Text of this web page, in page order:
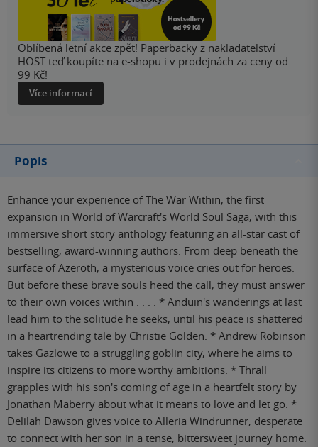
Oblíbená letní akce zpět! Paperbacky z nakladatelství
HOST teď koupíte na e-shopu i v prodejnách za ceny od
99 Kč!
Více informací
Popis
Enhance your experience of The War Within, the first
expansion in World of Warcraft's World Soul Saga, with this
immersive short story anthology featuring an all-star cast of
bestselling, award-winning authors. From deep beneath the
surface of Azeroth, a mysterious voice cries out for heroes.
But before these brave souls heed the call, they must answer
to their own voices within . . . . * Anduin's wanderings at last
lead him to the solitude he seeks, until his peace is shattered
in a heartrending tale by Christie Golden. * Andrew Robinson
takes Gazlowe to a struggling goblin city, where he aims to
inspire its citizens to more worthy ambitions. * Thrall
grapples with his son's coming of age in a heartfelt story by
Jonathan Maberry about what it means to love and let go. *
Delilah Dawson gives voice to Alleria Windrunner, desperate
to connect with her son in a tense, bittersweet journey home.